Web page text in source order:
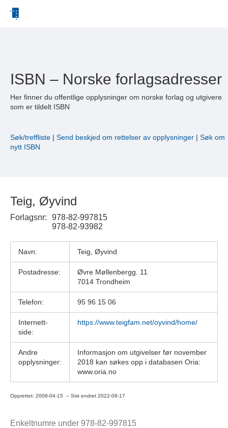
ISBN – Norske forlagsadresser
Her finner du offentlige opplysninger om norske forlag og utgivere
som er tildelt ISBN
Søk/treffliste | Send beskjed om rettelser av opplysninger | Søk om
nytt ISBN
Teig, Øyvind
Forlagsnr:
978-82-997815
978-82-93982
Navn: Teig, Øyvind
Postadresse:
Øvre Møllenbergg. 11
7014 Trondheim
Telefon: 95 96 15 06
Internett-
side:
https://www.teigfam.net/oyvind/home/
Andre
opplysninger:
Informasjon om utgivelser før november
2018 kan søkes opp i databasen Oria:
www.oria.no
Opprettet: 2008-04-15 – Sist endret 2022-08-17
Enkeltnumre under 978-82-997815